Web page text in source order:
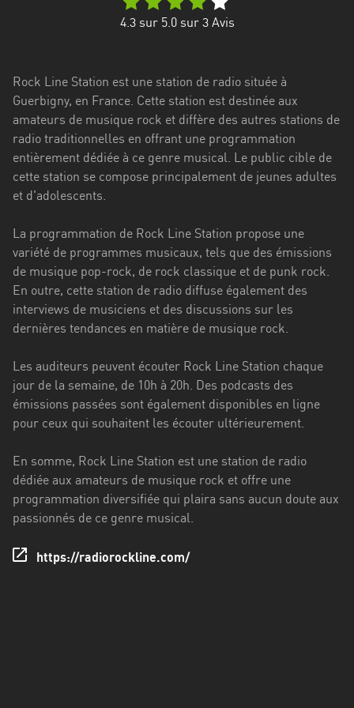
Franche-
Comté
Bretagne
Centre-
Val
Corse
Falcon
Floride
Grand
Est
Guadeloupe
Hauts-
France
4.3sur 5.0 sur 3Avis
Rock Line Station est une station de radio située à
Guerbigny, en France. Cette station est destinée aux
amateurs de musique rock et diffère des autres stations de
radio traditionnelles en offrant une programmation
entièrement dédiée à ce genre musical. Le public cible de
cette station se compose principalement de jeunes adultes
et d'adolescents.
La programmation de Rock Line Station propose une
variété de programmes musicaux, tels que des émissions
de musique pop-rock, de rock classique et de punk rock.
En outre, cette station de radio diffuse également des
interviews de musiciens et des discussions sur les
dernières tendances en matière de musique rock.
Les auditeurs peuvent écouter Rock Line Station chaque
jour de la semaine, de 10h à 20h. Des podcasts des
émissions passées sont également disponibles en ligne
pour ceux qui souhaitent les écouter ultérieurement.
En somme, Rock Line Station est une station de radio
dédiée aux amateurs de musique rock et offre une
programmation diversifiée qui plaira sans aucun doute aux
passionnés de ce genre musical.
https://radiorockline.com/